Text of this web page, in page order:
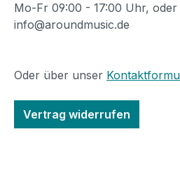
Mo-Fr 09:00 - 17:00 Uhr, oder
info@aroundmusic.de
Oder über unser
Vertrag widerrufen